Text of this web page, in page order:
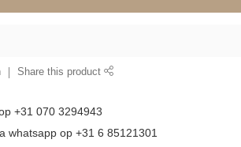
Share this product
+31 070 3294943
whatsapp op +31 6 85121301